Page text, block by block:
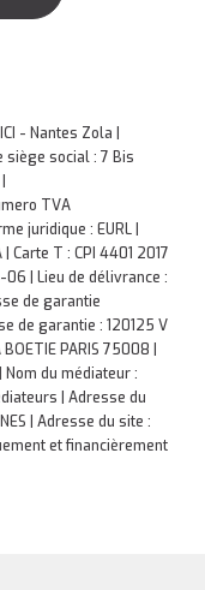
- Nantes Zola |
siège social : 7 Bis
TVA
juridique : EURL |
Carte T : CPI 4401 2017
| Lieu de délivrance :
de garantie
de garantie : 120125 V
PARIS 75008 |
du médiateur :
| Adresse du
| Adresse du site :
et financièrement